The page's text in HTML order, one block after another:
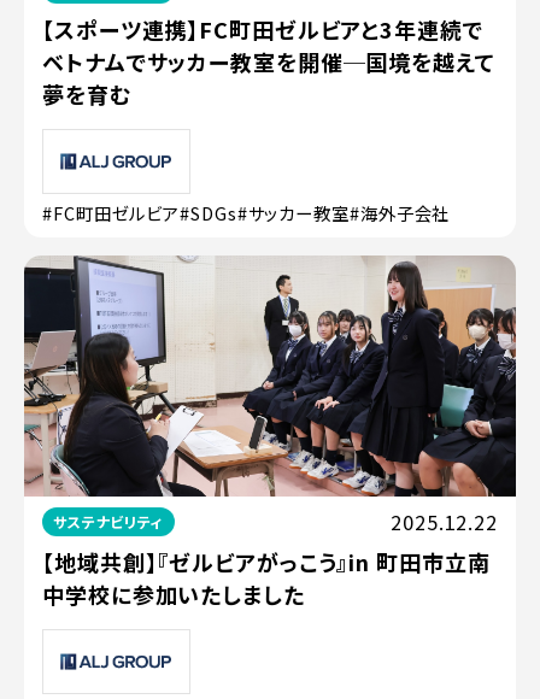
【スポーツ連携】FC町田ゼルビアと3年連続で
ベトナムでサッカー教室を開催─国境を越えて
夢を育む
#FC町田ゼルビア#SDGs#サッカー教室#海外子会社
サステナビリティ 2025.12.22
【地域共創】『ゼルビアがっこう』in 町田市立南
中学校に参加いたしました